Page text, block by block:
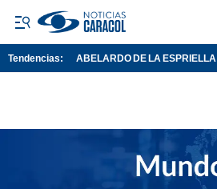
Tendencias: ABELARDO DE LA ESPRIELLA